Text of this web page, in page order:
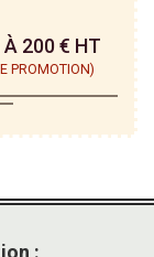
À 200 € HT
PROMOTION)